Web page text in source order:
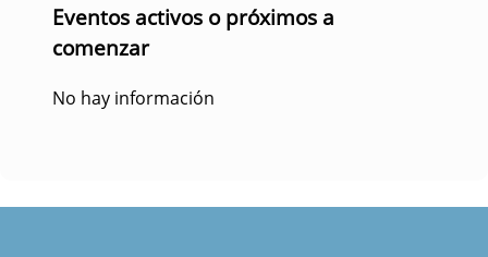
Eventos activos o próximos a
comenzar
No hay información